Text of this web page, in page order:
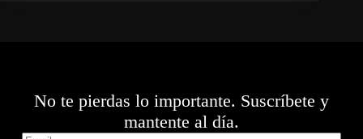
No te pierdas lo importante. Suscríbete y
mantente al día.